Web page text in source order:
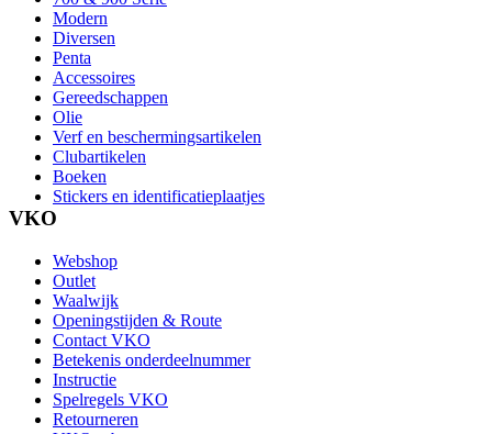
Modern
Diversen
Penta
Accessoires
Gereedschappen
Olie
Verf en beschermingsartikelen
Clubartikelen
Boeken
Stickers en identificatieplaatjes
VKO
Webshop
Outlet
Waalwijk
Openingstijden & Route
Contact VKO
Betekenis onderdeelnummer
Instructie
Spelregels VKO
Retourneren